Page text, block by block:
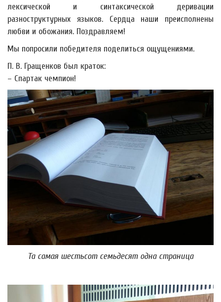
лексической и синтаксической деривации
разноструктурных языков. Сердца наши преисполнены
любви и обожания. Поздравляем!
Мы попросили победителя поделиться ощущениями.
П. В. Гращенков был краток:
– Спартак чемпион!
Та самая шестьсот семьдесят одна страница